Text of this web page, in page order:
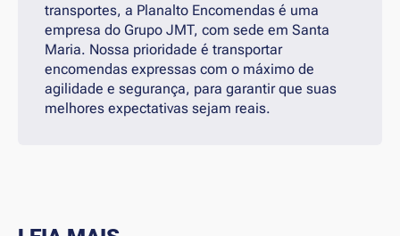
transportes, a Planalto Encomendas é uma
empresa do Grupo JMT, com sede em Santa
Maria. Nossa prioridade é transportar
encomendas expressas com o máximo de
agilidade e segurança, para garantir que suas
melhores expectativas sejam reais.